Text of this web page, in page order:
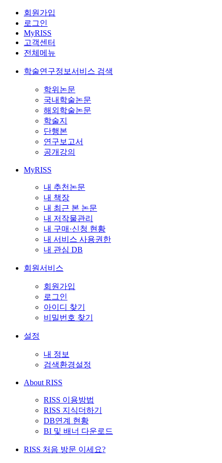
회원가입
로그인
MyRISS
고객센터
전체메뉴
학술연구정보서비스 검색
학위논문
국내학술논문
해외학술논문
학술지
단행본
연구보고서
공개강의
MyRISS
내 추천논문
내 책장
내 최근 본 논문
내 저작물관리
내 구매·신청 현황
내 서비스 사용권한
내 관심 DB
회원서비스
회원가입
로그인
아이디 찾기
비밀번호 찾기
설정
내 정보
검색환경설정
About RISS
RISS 이용방법
RISS 지식더하기
DB연계 현황
BI 및 배너 다운로드
RISS 처음 방문 이세요?